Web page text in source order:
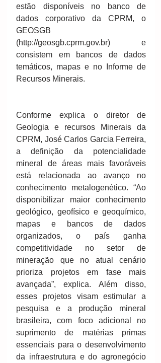
estão disponíveis no banco de
dados corporativo da CPRM, o
GEOSGB
(http://geosgb.cprm.gov.br) e
consistem em bancos de dados
temáticos, mapas e no Informe de
Recursos Minerais.
Conforme explica o diretor de
Geologia e recursos Minerais da
CPRM, José Carlos Garcia Ferreira,
a definição da potencialidade
mineral de áreas mais favoráveis
está relacionada ao avanço no
conhecimento metalogenético. “Ao
disponibilizar maior conhecimento
geológico, geofísico e geoquímico,
mapas e bancos de dados
organizados, o país ganha
competitividade no setor de
mineração que no atual cenário
prioriza projetos em fase mais
avançada”, explica. Além disso,
esses projetos visam estimular a
pesquisa e a produção mineral
brasileira, com foco adicional no
suprimento de matérias primas
essenciais para o desenvolvimento
da infraestrutura e do agronegócio